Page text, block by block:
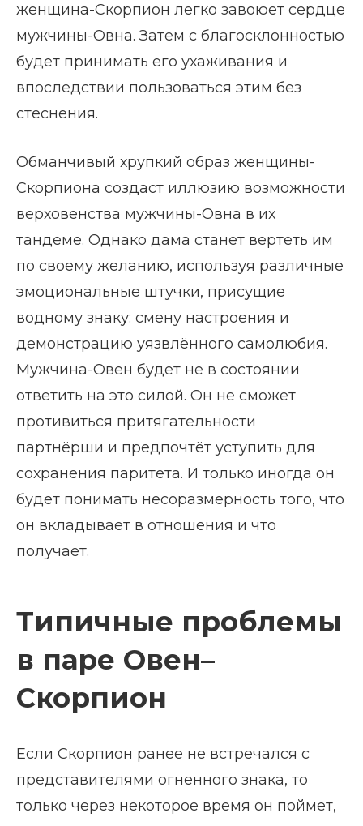
женщина-Скорпион легко завоюет сердце
мужчины-Овна. Затем с благосклонностью
будет принимать его ухаживания и
впоследствии пользоваться этим без
стеснения.
Обманчивый хрупкий образ женщины-
Скорпиона создаст иллюзию возможности
верховенства мужчины-Овна в их
тандеме. Однако дама станет вертеть им
по своему желанию, используя различные
эмоциональные штучки, присущие
водному знаку: смену настроения и
демонстрацию уязвлённого самолюбия.
Мужчина-Овен будет не в состоянии
ответить на это силой. Он не сможет
противиться притягательности
партнёрши и предпочтёт уступить для
сохранения паритета. И только иногда он
будет понимать несоразмерность того, что
он вкладывает в отношения и что
получает.
Типичные проблемы
в паре Овен–
Скорпион
Если Скорпион ранее не встречался с
представителями огненного знака, то
только через некоторое время он поймет,